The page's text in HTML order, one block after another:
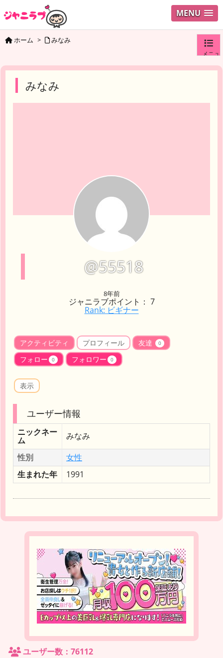
MENU
メニュ
ホーム > みなみ
みなみ
@55518
8年前
ジャニラブポイント： 7
Rank: ビギナー
アクティビティ プロフィール 友達 0
フォロー 0 フォロワー 0
表示
ユーザー情報
ニックネー
ム
みなみ
性別
女性
生まれた年
1991
ユーザー数：76112